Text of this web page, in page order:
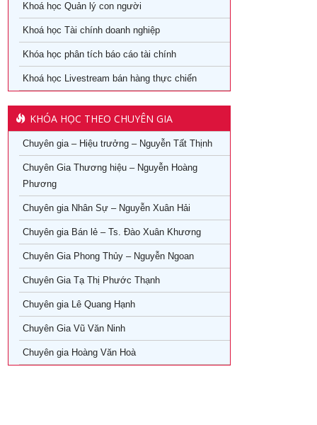
Khoá học Quản lý con người
Khoá học Tài chính doanh nghiệp
Khóa học phân tích báo cáo tài chính
Khoá học Livestream bán hàng thực chiến
KHÓA HỌC THEO CHUYÊN GIA
Chuyên gia – Hiệu trưởng – Nguyễn Tất Thịnh
Chuyên Gia Thương hiệu – Nguyễn Hoàng
Phương
Chuyên gia Nhân Sự – Nguyễn Xuân Hải
Chuyên gia Bán lẻ – Ts. Đào Xuân Khương
Chuyên Gia Phong Thủy – Nguyễn Ngoan
Chuyên Gia Tạ Thị Phước Thạnh
Chuyên gia Lê Quang Hạnh
Chuyên Gia Vũ Văn Ninh
Chuyên gia Hoàng Văn Hoà
05/08/2026
24/08/2026
07/08/2026
22/08/2026
06/08/2026
21/08/2026
28/10/2026
14/09/2026